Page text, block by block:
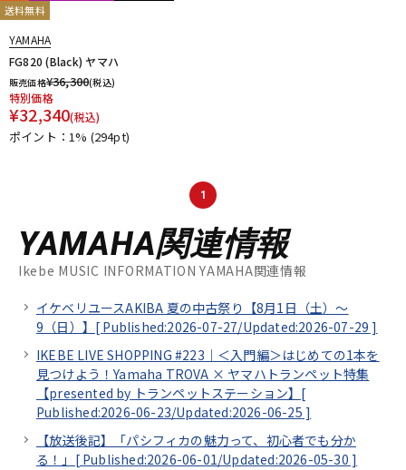
送料無料
YAMAHA
FG820 (Black) ヤマハ
販売価格¥36,300(税込)
特別価格
¥32,340(税込)
ポイント：1% (294pt)
1
YAMAHA関連情報
Ikebe MUSIC INFORMATION YAMAHA関連情報
イケベリユースAKIBA 夏の中古祭り【8月1日（土）～
9（日）】[ Published:2026-07-27/Updated:2026-07-29 ]
IKEBE LIVE SHOPPING #223｜＜入門編＞はじめての1本を
見つけよう！Yamaha TROVA × ヤマハトランペット特集
【presented by トランペットステーション】[
Published:2026-06-23/Updated:2026-06-25 ]
【放送後記】「パシフィカの魅力って、初心者でも分か
る！」[ Published:2026-06-01/Updated:2026-05-30 ]